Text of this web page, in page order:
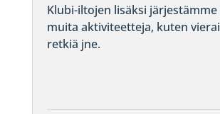
Klubi-iltojen lisäksi
muita aktiviteetteja, kuten
retkiä jne.